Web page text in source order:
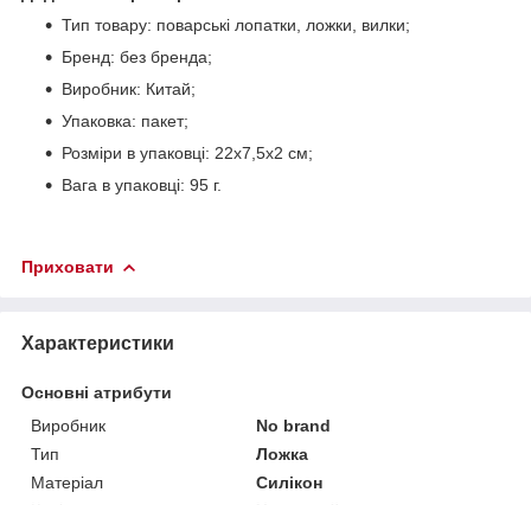
Тип товару: поварські лопатки, ложки, вилки;
Бренд: без бренда;
Виробник: Китай;
Упаковка: пакет;
Розміри в упаковці: 22х7,5х2 см;
Вага в упаковці: 95 г.
Приховати
Характеристики
Основні атрибути
Виробник
No brand
Тип
Ложка
Матеріал
Силікон